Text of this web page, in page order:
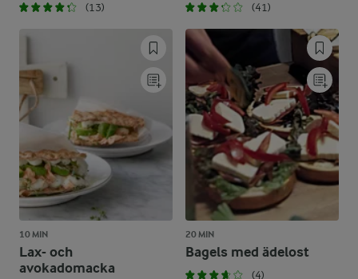
(13) (41)
10 MIN
Lax- och
avokadomacka
20 MIN
Bagels med ädelost
(4)